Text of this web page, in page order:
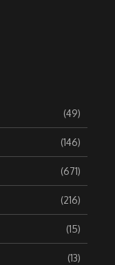
(49)
(146)
(671)
(216)
(15)
(13)